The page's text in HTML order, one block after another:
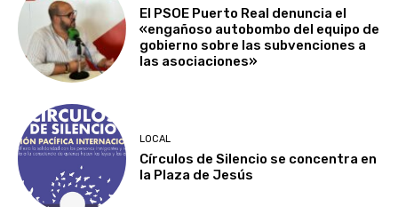
El PSOE Puerto Real denuncia el
«engañoso autobombo del equipo de
gobierno sobre las subvenciones a
las asociaciones»
LOCAL
Círculos de Silencio se concentra en
la Plaza de Jesús